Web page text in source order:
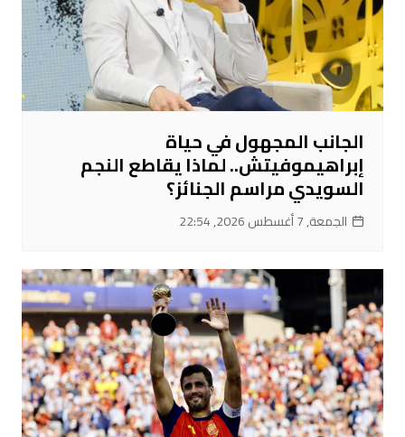
الجانب المجهول في حياة
إبراهيموفيتش.. لماذا يقاطع النجم
السويدي مراسم الجنائز؟
الجمعة, 7 أغسطس 2026, 22:54